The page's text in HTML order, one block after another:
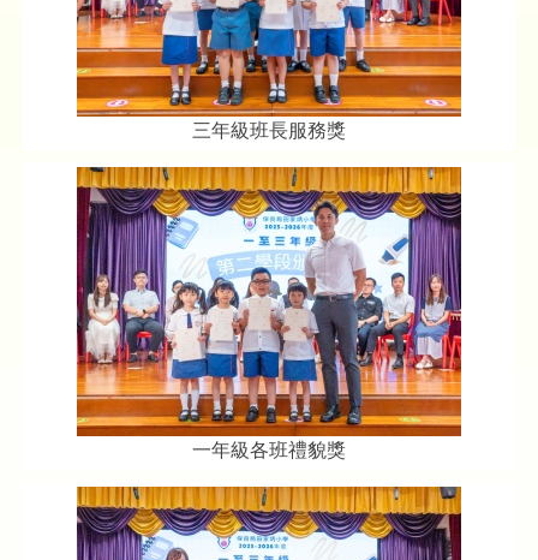
三年級班長服務獎
一年級各班禮貌獎